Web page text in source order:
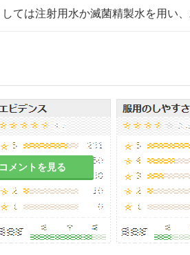
ては注射用水か滅菌精製水を用い
いこと。
と。入った場合には水でよく洗い
長期間又は広範囲に使用しないこと
には、表皮のはく離を伴う急性の皮
部を乾燥させて塗布すること。
メントを見る